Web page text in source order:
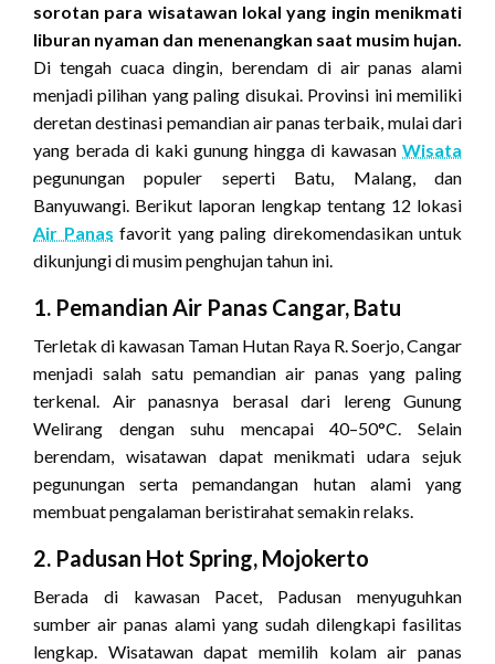
sorotan para wisatawan lokal yang ingin menikmati
liburan nyaman dan menenangkan saat musim hujan.
Di tengah cuaca dingin, berendam di air panas alami
menjadi pilihan yang paling disukai. Provinsi ini memiliki
deretan destinasi pemandian air panas terbaik, mulai dari
yang berada di kaki gunung hingga di kawasan Wisata
pegunungan populer seperti Batu, Malang, dan
Banyuwangi. Berikut laporan lengkap tentang 12 lokasi
Air Panas favorit yang paling direkomendasikan untuk
dikunjungi di musim penghujan tahun ini.
1. Pemandian Air Panas Cangar, Batu
Terletak di kawasan Taman Hutan Raya R. Soerjo, Cangar
menjadi salah satu pemandian air panas yang paling
terkenal. Air panasnya berasal dari lereng Gunung
Welirang dengan suhu mencapai 40–50°C. Selain
berendam, wisatawan dapat menikmati udara sejuk
pegunungan serta pemandangan hutan alami yang
membuat pengalaman beristirahat semakin relaks.
2. Padusan Hot Spring, Mojokerto
Berada di kawasan Pacet, Padusan menyuguhkan
sumber air panas alami yang sudah dilengkapi fasilitas
lengkap. Wisatawan dapat memilih kolam air panas